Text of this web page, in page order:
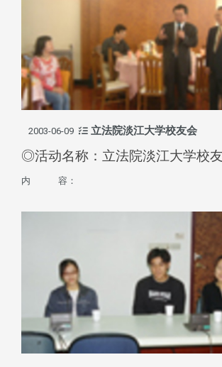
2003-06-09 立法院淡江大学校友会
◎活动名称：立法院淡江大学校
内 容：